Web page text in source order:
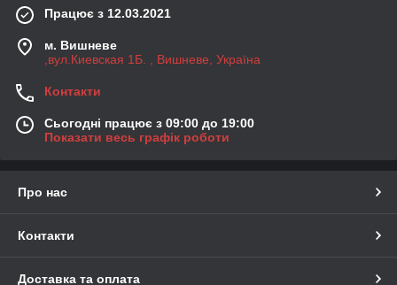
Працює з 12.03.2021
м. Вишневе
,вул.Киевская 1Б. , Вишневе, Україна
Контакти
Сьогодні працює з 09:00 до 19:00
Показати весь графік роботи
Про нас
Контакти
Доставка та оплата